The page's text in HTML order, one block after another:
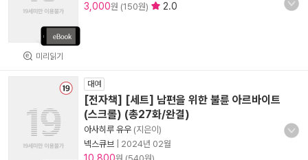
미리읽기
3,000원 (150원) 2.0
대여
[전자책] [세트] 남편을 위한 불륜 아르바이트
(스크롤) (총27화/완결)
아사히루 유우 (지은이)
넥스큐브
2024년 02월